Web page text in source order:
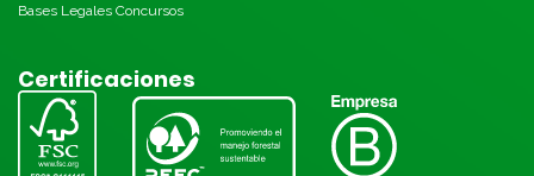
Bases Legales Concursos
Certificaciones